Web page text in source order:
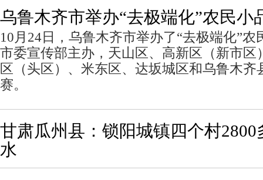
乌鲁木齐市举办“去极端化”农民小
10月24日，乌鲁木齐市举办了“去极端化”
市委宣传部主办，天山区、高新区（新市区
区（头区）、米东区、达坂城区和乌鲁木齐
赛。
甘肃瓜州县：锁阳城镇四个村
水